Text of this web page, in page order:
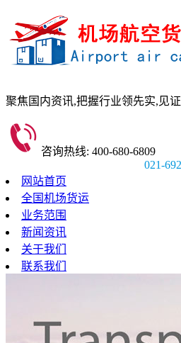
聚焦国内资讯,把握行业领先实,见
咨询热线: 400-680-6809
021-
网站首页
全国机场货运
业务范围
新闻资讯
关于我们
联系我们